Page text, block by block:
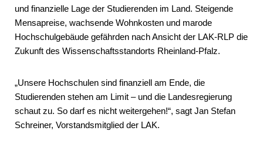
und finanzielle Lage der Studierenden im Land. Steigende
Mensapreise, wachsende Wohnkosten und marode
Hochschulgebäude gefährden nach Ansicht der LAK-RLP die
Zukunft des Wissenschaftsstandorts Rheinland-Pfalz.
„Unsere Hochschulen sind finanziell am Ende, die
Studierenden stehen am Limit – und die Landesregierung
schaut zu. So darf es nicht weitergehen!“, sagt Jan Stefan
Schreiner, Vorstandsmitglied der LAK.